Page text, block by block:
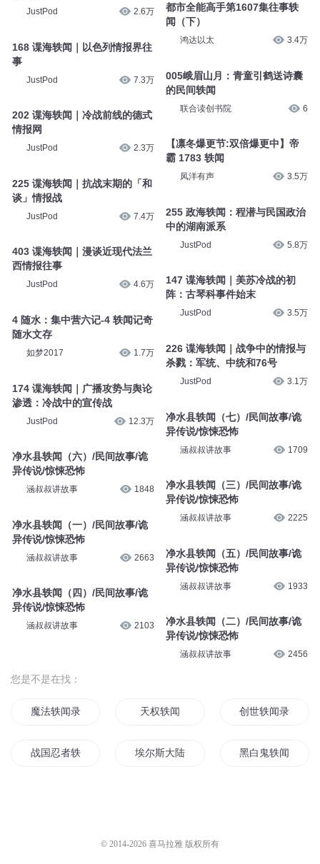
JustPod 2.6万
168 谍海轶闻｜以色列情报界往
事
JustPod 7.3万
202 谍海轶闻｜冷战前线的德式
情报网
JustPod 2.3万
225 谍海轶闻｜抗战末期的「和
谈」情报战
JustPod 7.4万
403 谍海轶闻｜漫谈近现代法兰
西情报往事
JustPod 4.6万
4 随水：集中营六记-4 轶闻记奇
随水文存
如梦2017 1.7万
174 谍海轶闻｜广播攻势与舆论
渗透：冷战中的宣传战
JustPod 12.3万
净水县轶闻（六）/民间故事/诡
异传说/惊悚恐怖
涵叔叔讲故事 1848
净水县轶闻（一）/民间故事/诡
异传说/惊悚恐怖
涵叔叔讲故事 2663
净水县轶闻（四）/民间故事/诡
异传说/惊悚恐怖
涵叔叔讲故事 2103
都市全能高手第1607集往事轶
闻（下）
鸿达以太 3.4万
005峨眉山月：青童引鹤送诗囊
的民间轶闻
联合读创书院 6
【凛冬爆更节:双倍爆更中】帝
霸 1783 轶闻
凤洋有声 3.5万
255 政海轶闻：程潜与民国政治
中的湖南派系
JustPod 5.8万
147 谍海轶闻｜美苏冷战的初
阵：古琴科事件始末
JustPod 3.5万
226 谍海轶闻｜战争中的情报与
杀戮：军统、中统和76号
JustPod 3.1万
净水县轶闻（七）/民间故事/诡
异传说/惊悚恐怖
涵叔叔讲故事 1709
净水县轶闻（三）/民间故事/诡
异传说/惊悚恐怖
涵叔叔讲故事 2225
净水县轶闻（五）/民间故事/诡
异传说/惊悚恐怖
涵叔叔讲故事 1933
净水县轶闻（二）/民间故事/诡
异传说/惊悚恐怖
涵叔叔讲故事 2456
您是不是在找：
魔法轶闻录 天权轶闻 创世轶闻录
战国忍者轶闻录 埃尔斯大陆轶闻录 黑白鬼轶闻录
© 2014-2026 喜马拉雅 版权所有